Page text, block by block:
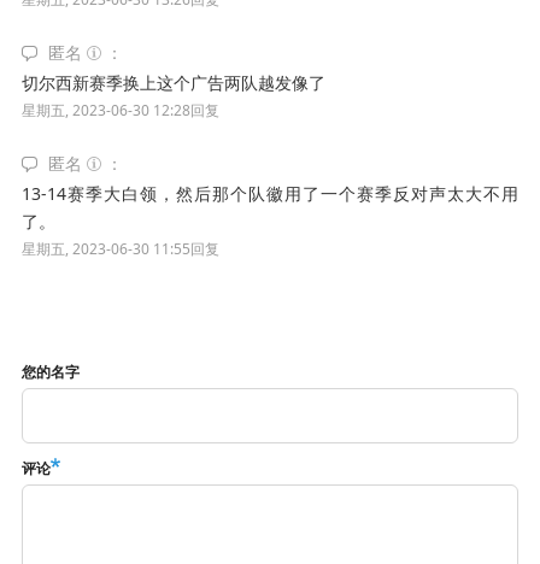
匿名
切尔西新赛季换上这个广告两队越发像了
星期五, 2023-06-30 12:28回复
匿名
13-14赛季大白领，然后那个队徽用了一个赛季反对声太大不用
了。
星期五, 2023-06-30 11:55回复
您的名字
评论